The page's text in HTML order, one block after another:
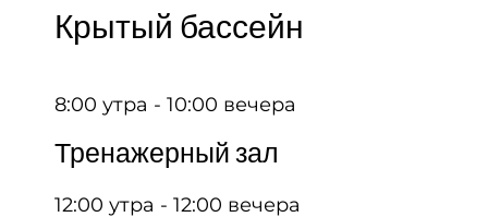
Крытый бассейн
8:00 утра - 10:00 вечера
Тренажерный зал
12:00 утра - 12:00 вечера